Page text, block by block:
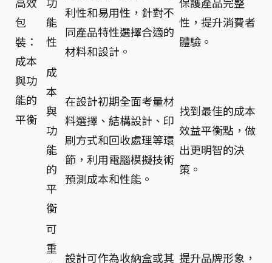
包
裝：
成本
與功
能的
平衡
能
性
利性和易用性，針對不
同產品特性選擇合適的
材料和設計。
性，提升消費者
體驗。
成
本
與
功
能
的
平
衡
在設計初期全面考量材
料選擇、結構設計、印
刷方式和回收處理等環
節，利用電腦模擬技術
預測成本和性能。
找到最佳的成本
效益平衡點，做
出更明智的決
策。
可
重
設計可作為收納盒或其 提升品牌形象，